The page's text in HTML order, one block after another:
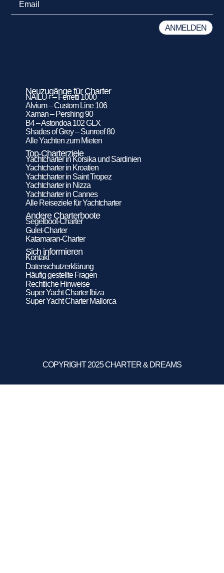
Neuzugänge für Charter
NAILU+ – Ferretti 1000
Alvium – Custom Line 106
Xaman – Pershing 90
B4 – Astondoa 102 GLX
Shades of Grey – Sunreef 80
Alle Yachten zum Mieten
Top-Charterziele
Yachtcharter in Korsika und Sardinien
Yachtcharter in Kroatien
Yachtcharter in Saint Tropez
Yachtcharter in Nizza
Yachtcharter in Cannes
Alle Reiseziele für Yachtcharter
Andere Charterboote
Segelboot-Charter
Gulet-Charter
Katamaran-Charter
Sich informieren
Kontakt
Datenschutzerklärung
Häufig gestellte Fragen
Rechtliche Hinweise
Super Yacht Charter Ibiza
Super Yacht Charter Mallorca
COPYRIGHT 2025 CHARTER & DREAMS